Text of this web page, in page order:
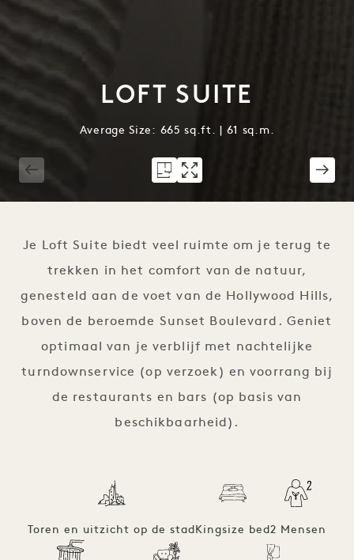
LOFT SUITE
Average Size: 665 sq.ft. | 61 sq.m.
Je Loft Suite biedt veel ruimte om je terug te
trekken in het comfort van de natuur,
genesteld aan de voet van de Hollywood Hills,
boven de beroemde Sunset Boulevard. Geniet
optimaal van je verblijf met nachtelijke
turndownservice (op verzoek) en voorrang bij
de restaurants en bars (op basis van
beschikbaarheid).
Toren en uitzicht op de stadKingsize bed2 Mensen